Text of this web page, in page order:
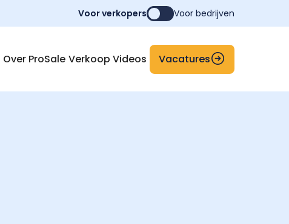
Voor verkopers Voor bedrijven
Over ProSale Verkoop Videos Vacatures